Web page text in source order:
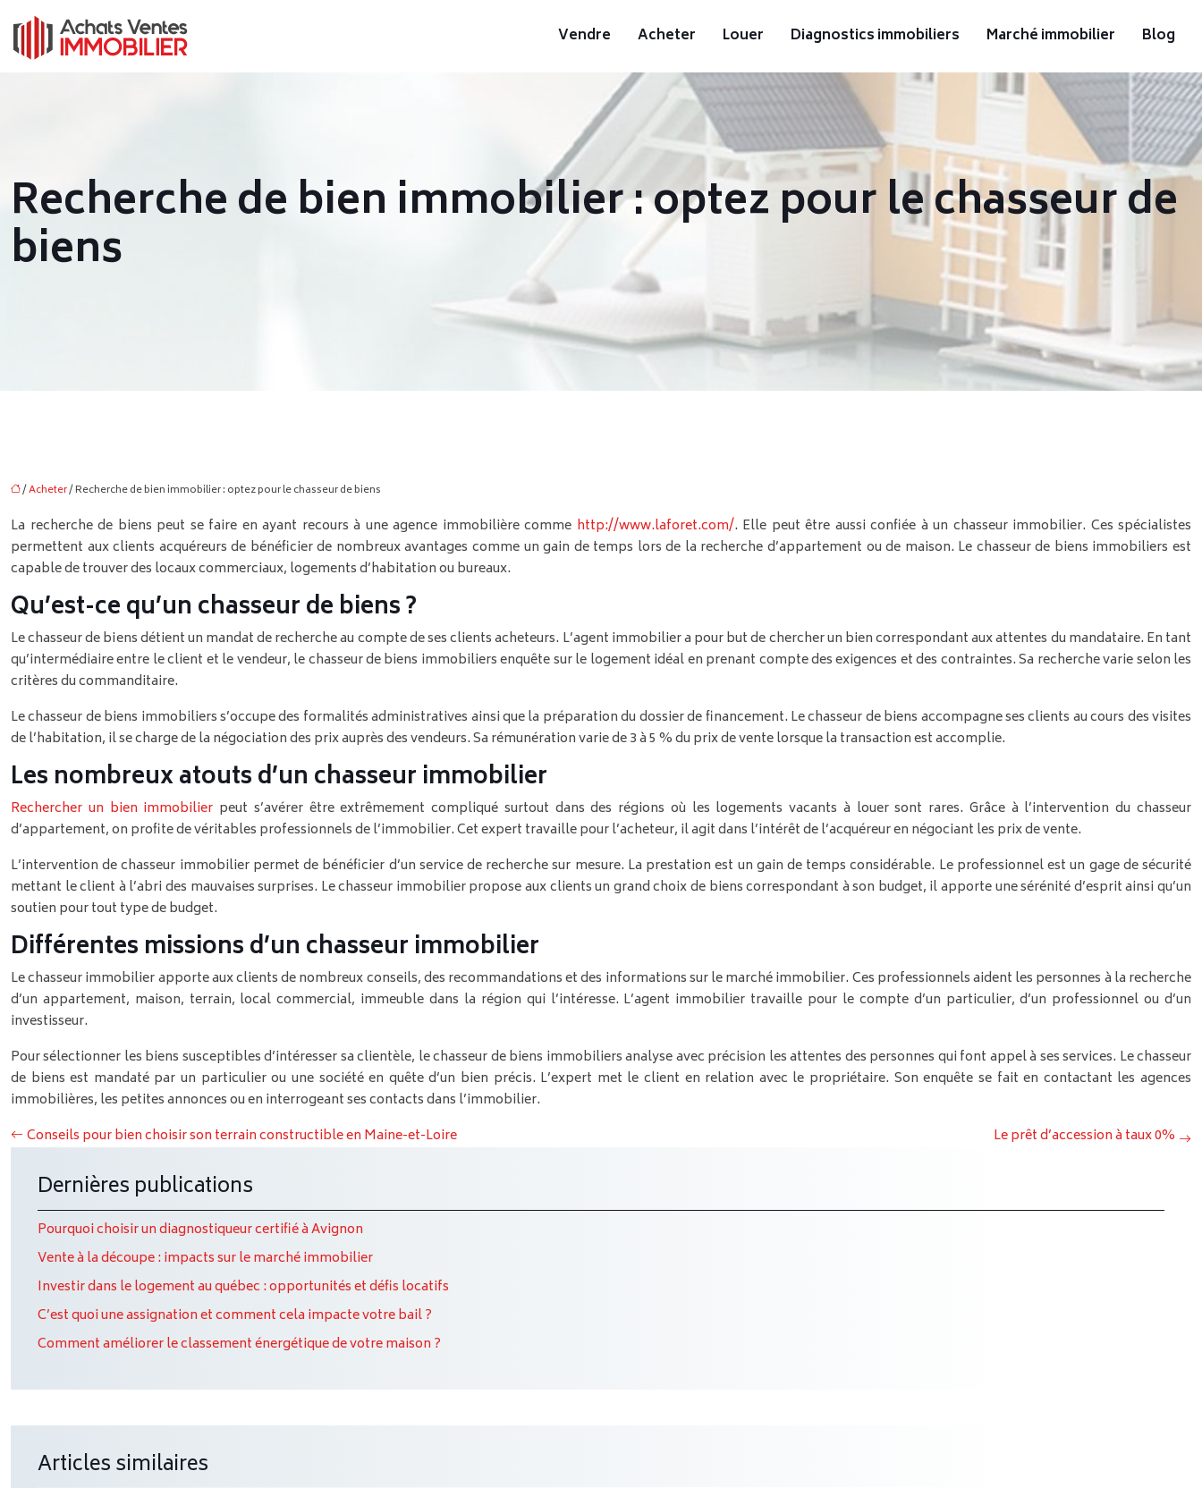
Vendre Acheter Louer Diagnostics immobiliers Marché immobilier Blog
Recherche de bien immobilier : optez pour le chasseur de
biens
/Acheter/ Recherche de bien immobilier : optez pour le chasseur de biens
La recherche de biens peut se faire en ayant recours à une agence immobilière comme http://www.laforet.com/. Elle peut être aussi confiée à un chasseur immobilier. Ces spécialistes
permettent aux clients acquéreurs de bénéficier de nombreux avantages comme un gain de temps lors de la recherche d’appartement ou de maison. Le chasseur de biens immobiliers est
capable de trouver des locaux commerciaux, logements d’habitation ou bureaux.
Qu’est-ce qu’un chasseur de biens ?
Le chasseur de biens détient un mandat de recherche au compte de ses clients acheteurs. L’agent immobilier a pour but de chercher un bien correspondant aux attentes du mandataire. En tant
qu’intermédiaire entre le client et le vendeur, le chasseur de biens immobiliers enquête sur le logement idéal en prenant compte des exigences et des contraintes. Sa recherche varie selon les
critères du commanditaire.
Le chasseur de biens immobiliers s’occupe des formalités administratives ainsi que la préparation du dossier de financement. Le chasseur de biens accompagne ses clients au cours des visites
de l’habitation, il se charge de la négociation des prix auprès des vendeurs. Sa rémunération varie de 3 à 5 % du prix de vente lorsque la transaction est accomplie.
Les nombreux atouts d’un chasseur immobilier
Rechercher un bien immobilier peut s’avérer être extrêmement compliqué surtout dans des régions où les logements vacants à louer sont rares. Grâce à l’intervention du chasseur
d’appartement, on profite de véritables professionnels de l’immobilier. Cet expert travaille pour l’acheteur, il agit dans l’intérêt de l’acquéreur en négociant les prix de vente.
L’intervention de chasseur immobilier permet de bénéficier d’un service de recherche sur mesure. La prestation est un gain de temps considérable. Le professionnel est un gage de sécurité
mettant le client à l’abri des mauvaises surprises. Le chasseur immobilier propose aux clients un grand choix de biens correspondant à son budget, il apporte une sérénité d’esprit ainsi qu’un
soutien pour tout type de budget.
Différentes missions d’un chasseur immobilier
Le chasseur immobilier apporte aux clients de nombreux conseils, des recommandations et des informations sur le marché immobilier. Ces professionnels aident les personnes à la recherche
d’un appartement, maison, terrain, local commercial, immeuble dans la région qui l’intéresse. L’agent immobilier travaille pour le compte d’un particulier, d’un professionnel ou d’un
investisseur.
Pour sélectionner les biens susceptibles d’intéresser sa clientèle, le chasseur de biens immobiliers analyse avec précision les attentes des personnes qui font appel à ses services. Le chasseur
de biens est mandaté par un particulier ou une société en quête d’un bien précis. L’expert met le client en relation avec le propriétaire. Son enquête se fait en contactant les agences
immobilières, les petites annonces ou en interrogeant ses contacts dans l’immobilier.
Conseils pour bien choisir son terrain constructible en Maine-et-Loire
Le prêt d’accession à taux 0%
Dernières publications
Pourquoi choisir un diagnostiqueur certifié à Avignon
Vente à la découpe : impacts sur le marché immobilier
Investir dans le logement au québec : opportunités et défis locatifs
C’est quoi une assignation et comment cela impacte votre bail ?
Comment améliorer le classement énergétique de votre maison ?
Articles similaires